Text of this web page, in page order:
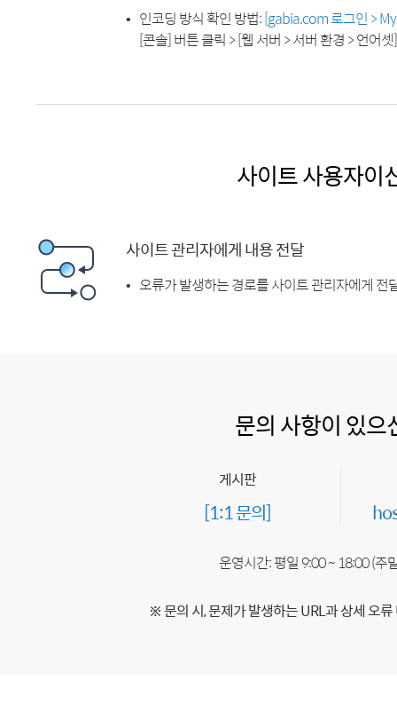
인코딩 방식 확인 방법:[gabia.com 로그인 >
[콘솔] 버튼 클릭 > [웹 서버 > 서버 환경 > 언어
사이트 사용자이
사이트 관리자에게 내용 전달
오류가 발생하는 경로를 사이트 관리자에게 전
문의 사항이 있으
게시판
[1:1 문의]
운영시간: 평일 9:00 ~ 18:00 (주
※ 문의 시, 문제가 발생하는 URL과 상세 오